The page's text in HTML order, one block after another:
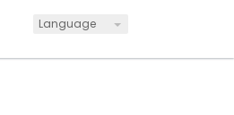
Language